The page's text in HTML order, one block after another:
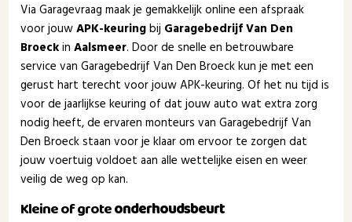
Via Garagevraag maak je gemakkelijk online een afspraak
voor jouwAPK-keuringbij Garagebedrijf Van Den
BroeckinAalsmeer. Door de snelle en betrouwbare
service van Garagebedrijf Van Den Broeck kun je met een
gerust hart terecht voor jouw APK-keuring. Of het nu tijd is
voor de jaarlijkse keuring of dat jouw auto wat extra zorg
nodig heeft, de ervaren monteurs van Garagebedrijf Van
Den Broeck staan voor je klaar om ervoor te zorgen dat
jouw voertuig voldoet aan alle wettelijke eisen en weer
veilig de weg op kan.
Kleine of groteonderhoudsbeurt